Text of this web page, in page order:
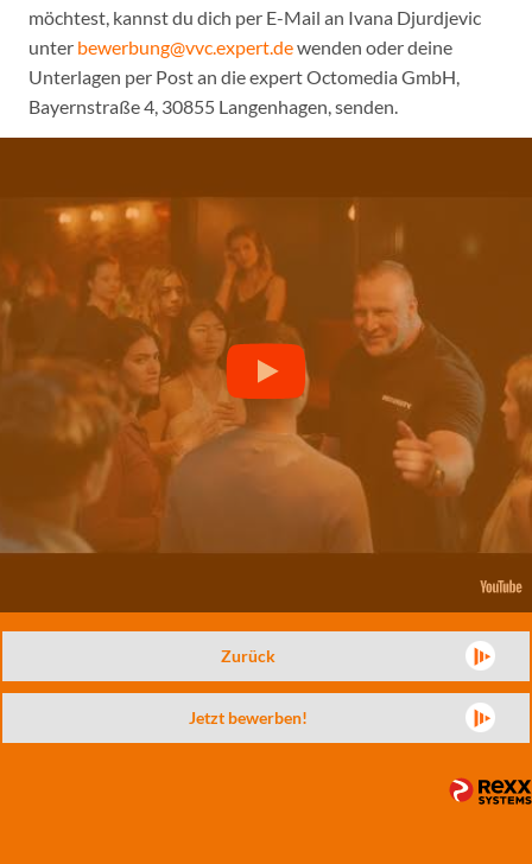
möchtest, kannst du dich per E-Mail an Ivana Djurdjevic
unter bewerbung@vvc.expert.dewenden oder deine
Unterlagen per Post an die expert Octomedia GmbH,
Bayernstraße 4, 30855 Langenhagen, senden.
Zurück
Jetzt bewerben!